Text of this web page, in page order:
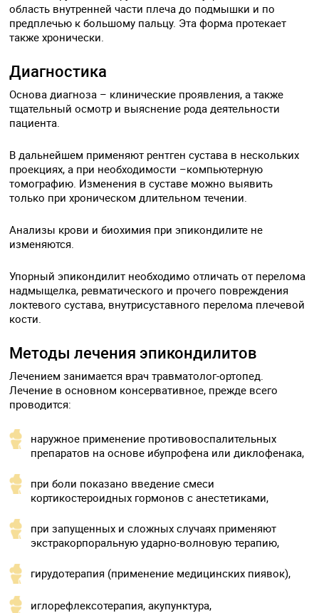
область внутренней части плеча до подмышки и по
предплечью к большому пальцу. Эта форма протекает
также хронически.
Диагностика
Основа диагноза – клинические проявления, а также
тщательный осмотр и выяснение рода деятельности
пациента.
В дальнейшем применяют рентген сустава в нескольких
проекциях, а при необходимости –компьютерную
томографию. Изменения в суставе можно выявить
только при хроническом длительном течении.
Анализы крови и биохимия при эпикондилите не
изменяются.
Упорный эпикондилит необходимо отличать от перелома
надмыщелка, ревматического и прочего повреждения
локтевого сустава, внутрисуставного перелома плечевой
кости.
Методы лечения эпикондилитов
Лечением занимается врач травматолог-ортопед.
Лечение в основном консервативное, прежде всего
проводится:
наружное применение противовоспалительных
препаратов на основе ибупрофена или диклофенака,
при боли показано введение смеси
кортикостероидных гормонов с анестетиками,
при запущенных и сложных случаях применяют
экстракорпоральную ударно-волновую терапию,
гирудотерапия (применение медицинских пиявок),
иглорефлексотерапия, акупунктура,